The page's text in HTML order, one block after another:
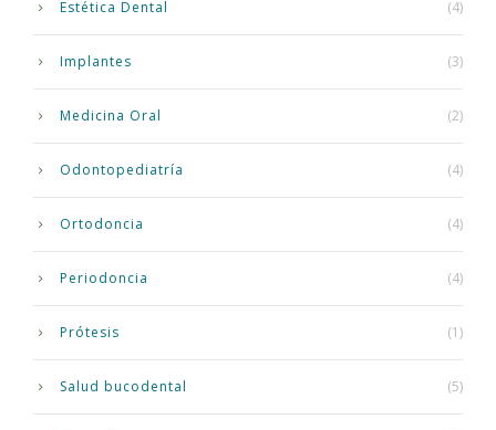
Estética Dental (4)
Implantes (3)
Medicina Oral (2)
Odontopediatría (4)
Ortodoncia (4)
Periodoncia (4)
Prótesis (1)
Salud bucodental (5)